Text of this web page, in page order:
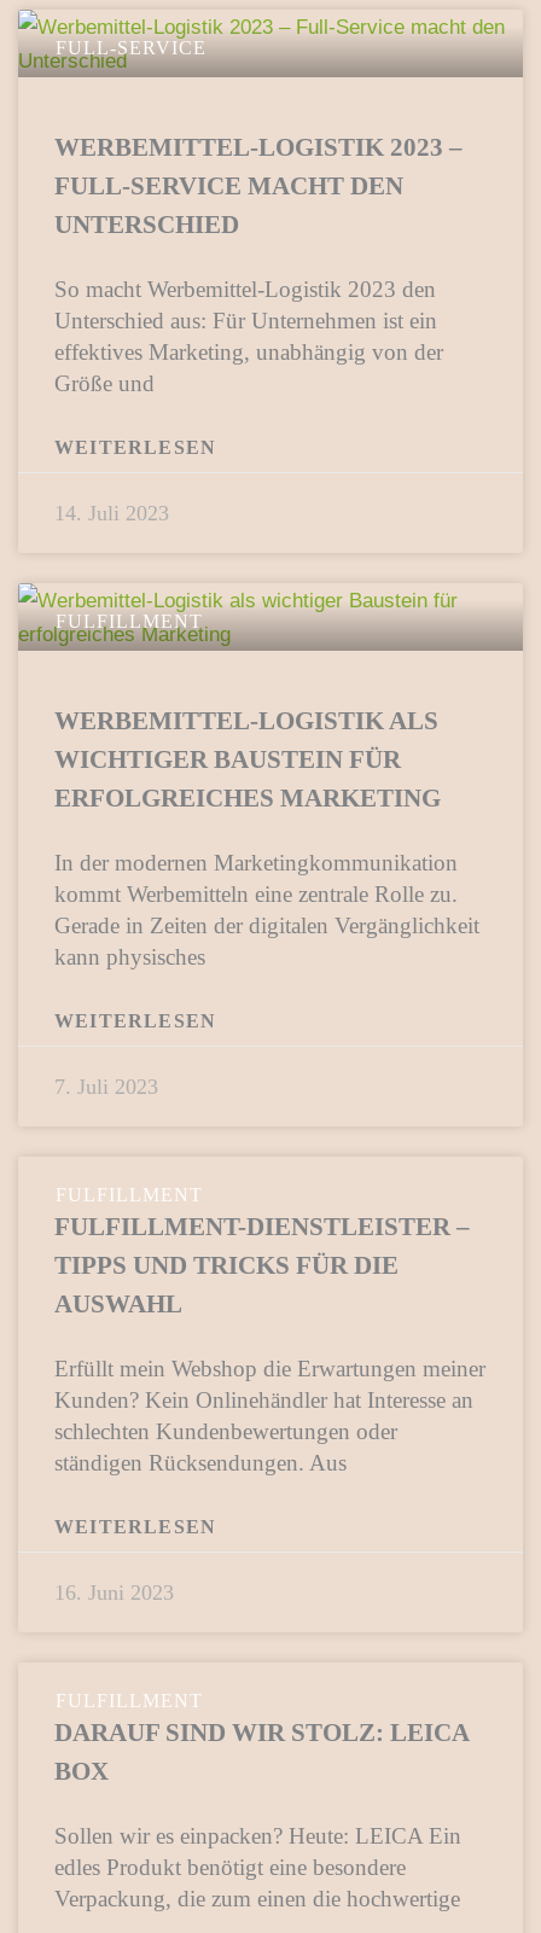
FULL-SERVICE
WERBEMITTEL-LOGISTIK 2023 –
FULL-SERVICE MACHT DEN
UNTERSCHIED
So macht Werbemittel-Logistik 2023 den
Unterschied aus: Für Unternehmen ist ein
effektives Marketing, unabhängig von der
Größe und
WEITERLESEN
14. Juli 2023
FULFILLMENT
WERBEMITTEL-LOGISTIK ALS
WICHTIGER BAUSTEIN FÜR
ERFOLGREICHES MARKETING
In der modernen Marketingkommunikation
kommt Werbemitteln eine zentrale Rolle zu.
Gerade in Zeiten der digitalen Vergänglichkeit
kann physisches
WEITERLESEN
7. Juli 2023
FULFILLMENT
FULFILLMENT-DIENSTLEISTER –
TIPPS UND TRICKS FÜR DIE
AUSWAHL
Erfüllt mein Webshop die Erwartungen meiner
Kunden? Kein Onlinehändler hat Interesse an
schlechten Kundenbewertungen oder
ständigen Rücksendungen. Aus
WEITERLESEN
16. Juni 2023
FULFILLMENT
DARAUF SIND WIR STOLZ: LEICA
BOX
Sollen wir es einpacken? Heute: LEICA Ein
edles Produkt benötigt eine besondere
Verpackung, die zum einen die hochwertige